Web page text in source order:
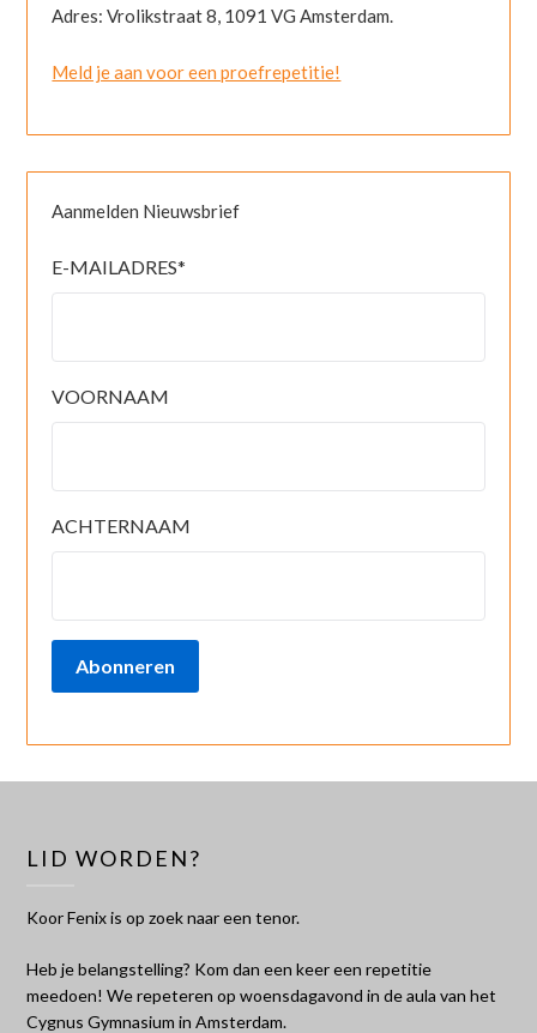
Adres: Vrolikstraat 8, 1091 VG Amsterdam.
Meld je aan voor een proefrepetitie!
Aanmelden Nieuwsbrief
E-MAILADRES*
VOORNAAM
ACHTERNAAM
Abonneren
LID WORDEN?
Koor Fenix is op zoek naar een tenor.
Heb je belangstelling? Kom dan een keer een repetitie
meedoen! We repeteren op woensdagavond in de aula van het
Cygnus Gymnasium in Amsterdam.